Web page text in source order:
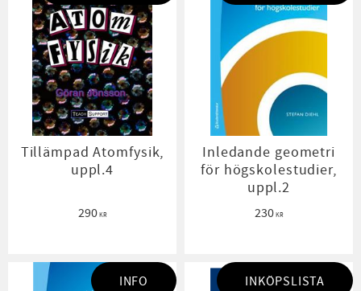
Tillämpad Atomfysik,
uppl.4
290KR
Inledande geometri
för högskolestudier,
uppl.2
230KR
INFO INKÖPSLISTA